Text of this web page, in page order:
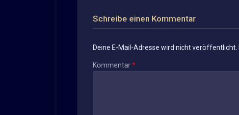
Schreibe einen Kommentar
Deine E-Mail-Adresse wird nicht veröffentlicht.
Kommentar*